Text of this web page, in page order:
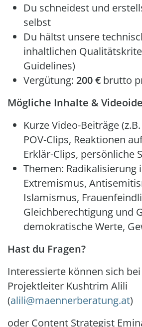
Du schneidest und
selbst
Du hältst unsere
inhaltlichen
Guidelines)
Vergütung: 200 € brutto
Mögliche Inhalte &
Kurze Video-Beiträge
POV-Clips, Reaktionen
Erklär-Clips, persönliche
Themen: Radikalisierung
Extremismus,
Islamismus,
Gleichberechtigung und
demokratische Werte,
Hast du Fragen?
Interessierte können sich
Projektleiter Kushtrim Alili
(alili@maennerberatung.at)
oder Content Strategist